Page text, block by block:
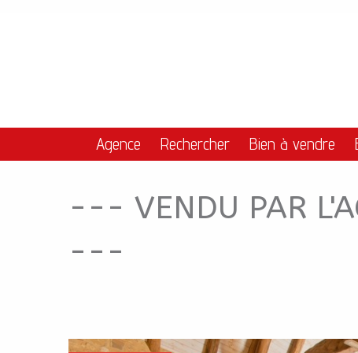
--- VENDU PAR
Navigation principale
Agence Rechercher Bien à vendre
--- VENDU PAR
---